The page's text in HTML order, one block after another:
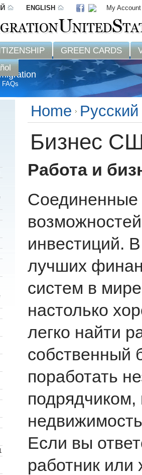
ENGLISH
My Account
GREEN CARDS
FAQs
Home
Бизнес
Работа и
Соединенные
инвестиций.
лучших
систем в
настолько
легко найти
собственный
поработать
подрядчиком,
Если вы
работник